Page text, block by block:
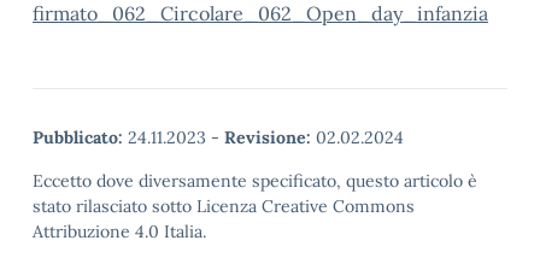
firmato_062_Circolare_062_Open_day_infanzia
Pubblicato: 24.11.2023 - Revisione: 02.02.2024
Eccetto dove diversamente specificato, questo articolo è
stato rilasciato sotto Licenza Creative Commons
Attribuzione 4.0 Italia.